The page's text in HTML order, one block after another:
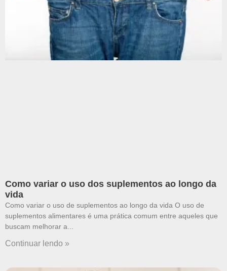
Como variar o uso dos suplementos ao longo da
vida
Como variar o uso de suplementos ao longo da vida O uso de
suplementos alimentares é uma prática comum entre aqueles que
buscam melhorar a
Continuar lendo »